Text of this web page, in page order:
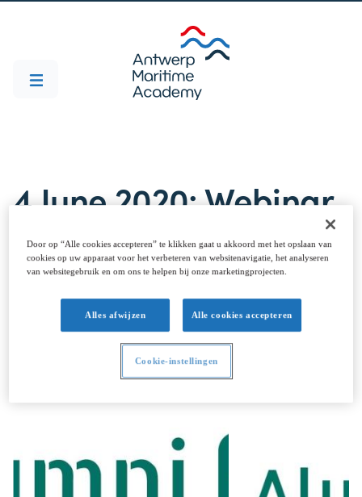
4 June 2020: Webinar
Maritime Innovation
Door op “Alle cookies accepteren” te klikken gaat u akkoord met het opslaan van
cookies op uw apparaat voor het verbeteren van websitenavigatie, het analyseren
van websitegebruik en om ons te helpen bij onze marketingprojecten.
Alles afwijzen Alle cookies accepteren
Cookie-instellingen